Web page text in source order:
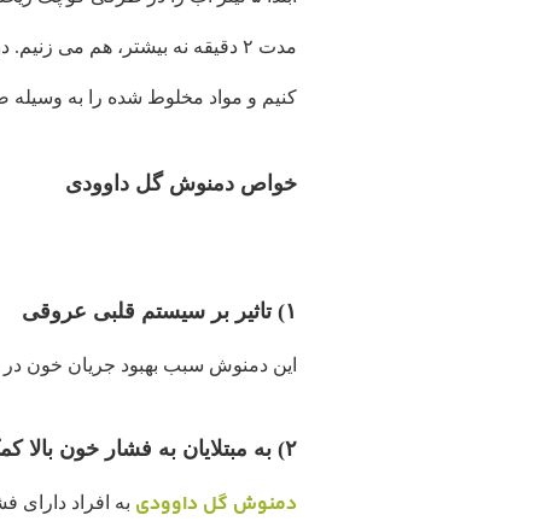
کنیم و مواد مخلوط شده را به
خواص دمنوش گل داوودی
۱) تاثیر بر سیستم قلبی عروقی
این دمنوش سبب بهبود جریان خون
۲) به مبتلایان به فشار خون بالا کمک می کند
دمنوش گل داوودی به افراد دارای